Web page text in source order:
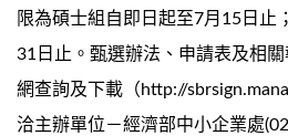
限為碩士組自即日起至7月15日止
31日止。甄選辦法、申請表及相
網查詢及下載（http://
洽主辦單位－經濟部中小企業處